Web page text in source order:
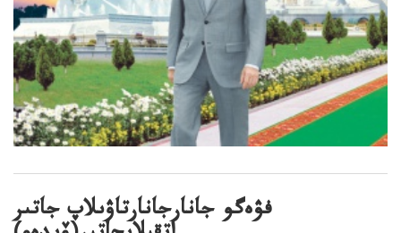
فۋەگو جانارجانارتاۋىلاپ جاتىر